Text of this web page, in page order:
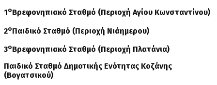
1οΒρεφονηπιακό Σταθμό (Περιοχή Αγίου Κωνσταντίνου)
2οΠαιδικό Σταθμό (Περιοχή Νιάημερου)
3οΒρεφονηπιακό Σταθμό (Περιοχή Πλατάνια)
Παιδικό Σταθμό Δημοτικής Ενότητας Κοζάνης
(Βογατσικού)